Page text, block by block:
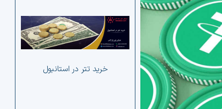
خرید تتر در استانبول